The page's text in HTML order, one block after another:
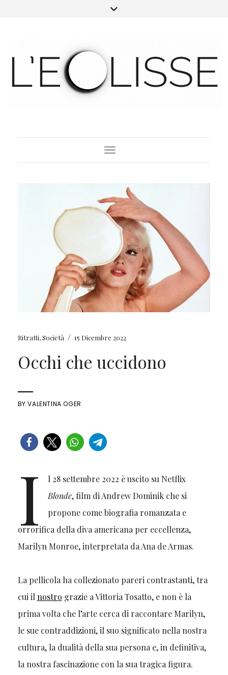
Toggle Navigation
Ritratti,Società / 15 Dicembre 2022
Occhi che uccidono
BYVALENTINA OGER
I
l 28 settembre 2022 è uscito su Netflix
Blonde, film di Andrew Dominik che si
propone come biografia romanzata e
orrorifica della diva americana per eccellenza,
Marilyn Monroe, interpretata da Ana de Armas.
La pellicola ha collezionato pareri contrastanti, tra
cui ilnostro grazie a Vittoria Tosatto, e non è la
prima volta che l’arte cerca di raccontare Marilyn,
le sue contraddizioni, il suo significato nella nostra
cultura, la dualità della sua persona e, in definitiva,
la nostra fascinazione con la sua tragica figura.